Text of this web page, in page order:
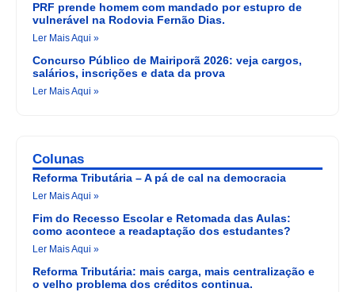
PRF prende homem com mandado por estupro de
vulnerável na Rodovia Fernão Dias.
Ler Mais Aqui »
Concurso Público de Mairiporã 2026: veja cargos,
salários, inscrições e data da prova
Ler Mais Aqui »
Colunas
Reforma Tributária – A pá de cal na democracia
Ler Mais Aqui »
Fim do Recesso Escolar e Retomada das Aulas:
como acontece a readaptação dos estudantes?
Ler Mais Aqui »
Reforma Tributária: mais carga, mais centralização e
o velho problema dos créditos continua.